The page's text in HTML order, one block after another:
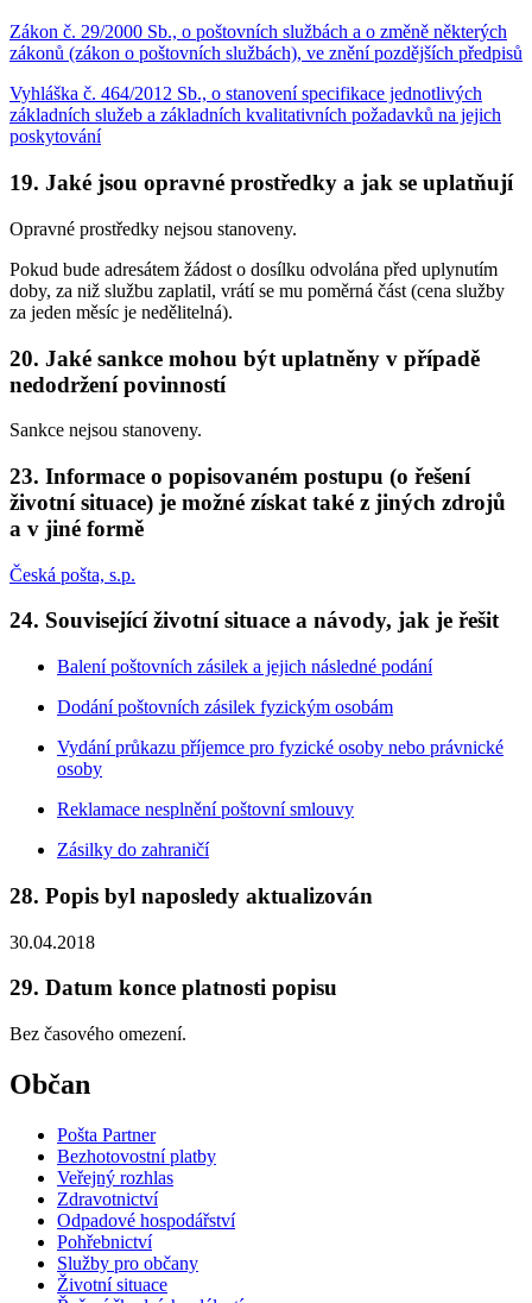
Zákon č. 29/2000 Sb., o poštovních službách a o změně některých
zákonů (zákon o poštovních službách), ve znění pozdějších předpisů
Vyhláška č. 464/2012 Sb., o stanovení specifikace jednotlivých
základních služeb a základních kvalitativních požadavků na jejich
poskytování
19. Jaké jsou opravné prostředky a jak se uplatňují
Opravné prostředky nejsou stanoveny.
Pokud bude adresátem žádost o dosílku odvolána před uplynutím
doby, za niž službu zaplatil, vrátí se mu poměrná část (cena služby
za jeden měsíc je nedělitelná).
20. Jaké sankce mohou být uplatněny v případě
nedodržení povinností
Sankce nejsou stanoveny.
23. Informace o popisovaném postupu (o řešení
životní situace) je možné získat také z jiných zdrojů
a v jiné formě
Česká pošta, s.p.
24. Související životní situace a návody, jak je řešit
Balení poštovních zásilek a jejich následné podání
Dodání poštovních zásilek fyzickým osobám
Vydání průkazu příjemce pro fyzické osoby nebo právnické
osoby
Reklamace nesplnění poštovní smlouvy
Zásilky do zahraničí
28. Popis byl naposledy aktualizován
30.04.2018
29. Datum konce platnosti popisu
Bez časového omezení.
Občan
Pošta Partner
Bezhotovostní platby
Veřejný rozhlas
Zdravotnictví
Odpadové hospodářství
Pohřebnictví
Služby pro občany
Životní situace